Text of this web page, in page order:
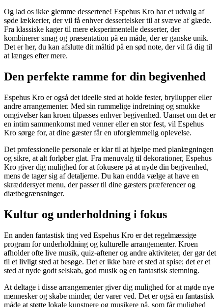
Og lad os ikke glemme dessertene! Espehus Kro har et udvalg af
søde lækkerier, der vil få enhver dessertelsker til at svæve af glæde.
Fra klassiske kager til mere eksperimentelle desserter, der
kombinerer smag og præsentation på en måde, der er ganske unik.
Det er her, du kan afslutte dit måltid på en sød note, der vil få dig til
at længes efter mere.
Den perfekte ramme for din begivenhed
Espehus Kro er også det ideelle sted at holde fester, bryllupper eller
andre arrangementer. Med sin rummelige indretning og smukke
omgivelser kan kroen tilpasses enhver begivenhed. Uanset om det er
en intim sammenkomst med venner eller en stor fest, vil Espehus
Kro sørge for, at dine gæster får en uforglemmelig oplevelse.
Det professionelle personale er klar til at hjælpe med planlægningen
og sikre, at alt forløber glat. Fra menuvalg til dekorationer, Espehus
Kro giver dig mulighed for at fokusere på at nyde din begivenhed,
mens de tager sig af detaljerne. Du kan endda vælge at have en
skræddersyet menu, der passer til dine gæsters præferencer og
diætbegrænsninger.
Kultur og underholdning i fokus
En anden fantastisk ting ved Espehus Kro er det regelmæssige
program for underholdning og kulturelle arrangementer. Kroen
afholder ofte live musik, quiz-aftener og andre aktiviteter, der gør det
til et livligt sted at besøge. Det er ikke bare et sted at spise; det er et
sted at nyde godt selskab, god musik og en fantastisk stemning.
At deltage i disse arrangementer giver dig mulighed for at møde nye
mennesker og skabe minder, der varer ved. Det er også en fantastisk
måde at støtte lokale kunstnere og musikere på, som får mulighed